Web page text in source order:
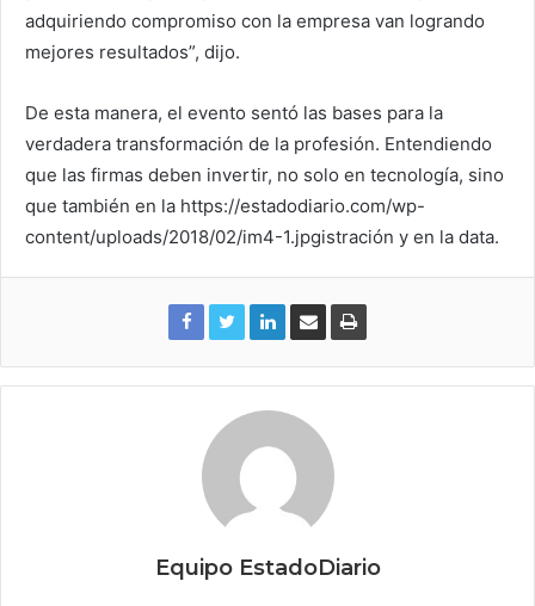
adquiriendo compromiso con la empresa van logrando
mejores resultados”, dijo.
De esta manera, el evento sentó las bases para la
verdadera transformación de la profesión. Entendiendo
que las firmas deben invertir, no solo en tecnología, sino
que también en la https://estadodiario.com/wp-
content/uploads/2018/02/im4-1.jpgistración y en la data.
Equipo EstadoDiario